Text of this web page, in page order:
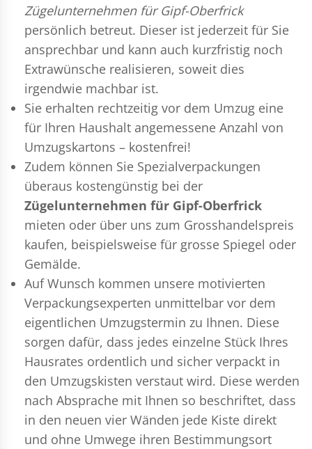
Zügelunternehmen für Gipf-Oberfrick
persönlich betreut. Dieser ist jederzeit für Sie
ansprechbar und kann auch kurzfristig noch
Extrawünsche realisieren, soweit dies
irgendwie machbar ist.
Sie erhalten rechtzeitig vor dem Umzug eine
für Ihren Haushalt angemessene Anzahl von
Umzugskartons – kostenfrei!
Zudem können Sie Spezialverpackungen
überaus kostengünstig bei der
Zügelunternehmen für Gipf-Oberfrick
mieten oder über uns zum Grosshandelspreis
kaufen, beispielsweise für grosse Spiegel oder
Gemälde.
Auf Wunsch kommen unsere motivierten
Verpackungsexperten unmittelbar vor dem
eigentlichen Umzugstermin zu Ihnen. Diese
sorgen dafür, dass jedes einzelne Stück Ihres
Hausrates ordentlich und sicher verpackt in
den Umzugskisten verstaut wird. Diese werden
nach Absprache mit Ihnen so beschriftet, dass
in den neuen vier Wänden jede Kiste direkt
und ohne Umwege ihren Bestimmungsort